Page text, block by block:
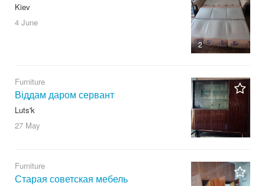
2
Kiev
4 June
Furniture
Віддам даром сервант
Luts'k
27 May
Furniture
Старая советская мебель